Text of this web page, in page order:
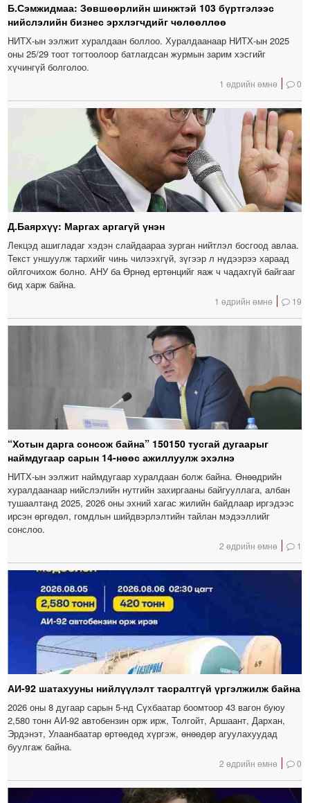
Б.Сэмжидмаа: Зөвшөөрлийн шинжтэй 103 бүртгэлээс
нийслэлийн бизнес эрхлэгчдийг чөлөөллөө
НИТХ-ын ээлжит хуралдаан боллоо. Хуралдаанаар НИТХ-ын 2025
оны 25/29 тоот тогтоолоор батлагдсан журмын зарим хэсгийг
хүчингүй болголоо.
1 өдрийн өмнө 0
Д.Баярхүү: Маргах аргагүй үнэн
Лекцэд ашигладаг хэдэн слайдаараа зурган нийтлэл босгоод авлаа.
Текст уншуулж тархийг чинь чилээхгүй, зүгээр л нүдээрээ хараад
ойлгочихож болно. АНУ ба Өрнөд ертөнцийг яаж ч чадахгүй байгааг
бид харж байна.
1 өдрийн өмнө 19
“Хотын дарга сонсож байна” 150150 тусгай дугаарыг
наймдугаар сарын 14-нөөс ажиллуулж эхэлнэ
НИТХ-ын ээлжит наймдугаар хуралдаан болж байна. Өнөөдрийн
хуралдаанаар нийслэлийн нутгийн захиргааны байгууллага, албан
тушаалтанд 2025, 2026 оны эхний хагас жилийн байдлаар иргэдээс
ирсэн өргөдөл, гомдлын шийдвэрлэлтийн тайлан мэдээллийг
сонслоо.
2 өдрийн өмнө 1
АИ-92 шатахууны нийлүүлэлт тасралтгүй үргэлжилж байна
2026 оны 8 дугаар сарын 5-нд Сүхбаатар боомтоор 43 вагон буюу
2,580 тонн АИ-92 автобензин орж ирж, Толгойт, Аршаант, Дархан,
Эрдэнэт, Улаанбаатар өртөөдөд хүргэж, өнөөдөр агуулахуудад
буулгаж байна.
2 өдрийн өмнө 0